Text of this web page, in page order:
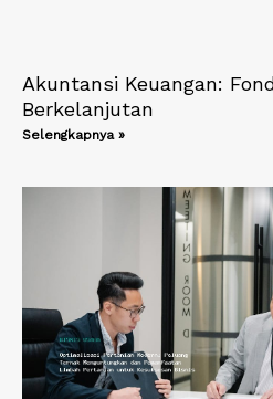
Akuntansi Keuangan:
Berkelanjutan
Selengkapnya »